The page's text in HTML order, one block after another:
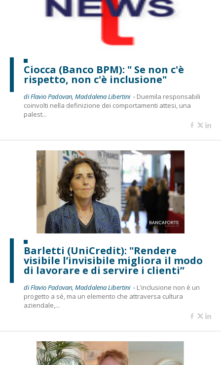
Ciocca (Banco BPM): " Se non c'è
rispetto, non c'è inclusione"
di Flavio Padovan, Maddalena Libertini - Duemila responsabili
coinvolti nella definizione dei comportamenti attesi, una
palest...
Barletti (UniCredit): "Rendere
visibile l’invisibile migliora il modo
di lavorare e di servire i clienti”
di Flavio Padovan, Maddalena Libertini - L'inclusione non è un
progetto a sé, ma un elemento che attraversa cultura
aziendale,...